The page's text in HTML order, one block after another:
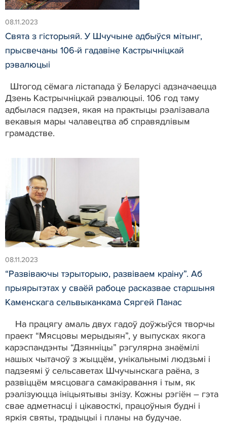
08.11.2023
Свята з гісторыяй. У Шчучыне адбыўся мітынг,
прысвечаны 106-й гадавіне Кастрычніцкай
рэвалюцыі
Штогод сёмага лістапада ў Беларусі адзначаецца
Дзень Кастрычніцкай рэвалюцыі. 106 год таму
адбылася падзея, якая на практыцы рэалізавала
векавыя мары чалавецтва аб справядлівым
грамадстве.
08.11.2023
“Развіваючы тэрыторыю, развіваем краіну”. Аб
прыярытэтах у сваёй рабоце расказвае старшыня
Каменскага сельвыканкама Сяргей Панас
На працягу амаль двух гадоў доўжыўся творчы
праект “Мясцовы мерыдыян”, у выпусках якога
карэспандэнты “Дзянніцы” рэгулярна знаёмілі
нашых чытачоў з жыццём, унікальнымі людзьмі і
падзеямі ў сельсаветах Шчучынскага раёна, з
развіццём мясцовага самакіравання і тым, як
рэалізуюцца ініцыятывы знізу. Кожны рэгіён – гэта
свае адметнасці і цікавосткі, працоўныя будні і
яркія святы, традыцыі і планы на будучае.